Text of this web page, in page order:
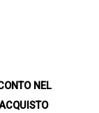
NEL